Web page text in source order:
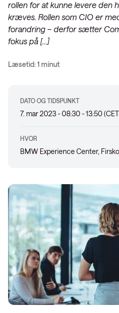
rollen for at kunne levere den
kræves. Rollen som CIO er
forandring – derfor sætter
fokus på […]
Læsetid: 1 minut
DATO OG TIDSPUNKT
7. mar 2023 - 08:30 - 13:50
HVOR
BMW Experience Center,